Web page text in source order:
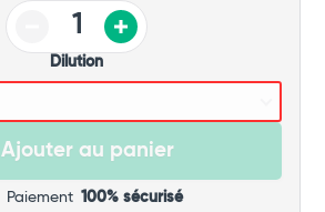
Dilution
Ajouter au panier
Paiement 100% sécurisé